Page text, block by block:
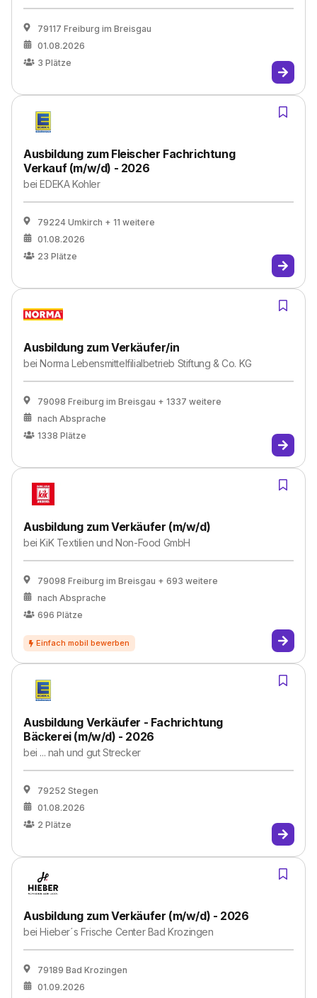
79117 Freiburg im Breisgau
01.08.2026
3 Plätze
Ausbildung zum Fleischer Fachrichtung
Verkauf (m/w/d) - 2026
beiEDEKA Kohler
79224 Umkirch + 11 weitere
01.08.2026
23 Plätze
Ausbildung zum Verkäufer/in
beiNorma Lebensmittelfilialbetrieb Stiftung & Co. KG
79098 Freiburg im Breisgau + 1337 weitere
nach Absprache
1338 Plätze
Ausbildung zum Verkäufer (m/w/d)
beiKiK Textilien und Non-Food GmbH
79098 Freiburg im Breisgau + 693 weitere
nach Absprache
696 Plätze
Ausbildung Verkäufer - Fachrichtung
Bäckerei (m/w/d) - 2026
bei ... nah und gut Strecker
79252 Stegen
01.08.2026
2 Plätze
Ausbildung zum Verkäufer (m/w/d) - 2026
beiHieber´s Frische Center Bad Krozingen
79189 Bad Krozingen
01.09.2026